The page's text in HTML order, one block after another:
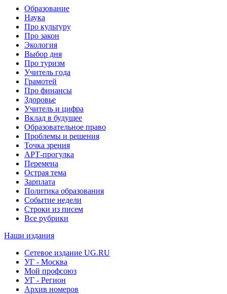
Образование
Наука
Про культуру
Про закон
Экология
Выбор дня
Про туризм
Учитель года
Грамотей
Про финансы
Здоровье
Учитель и цифра
Вклад в будущее
Образовательное право
Проблемы и решения
Точка зрения
АРТ-прогулка
Перемена
Острая тема
Зарплата
Политика образования
Событие недели
Строки из писем
Все рубрики
Наши издания
Сетевое издание UG.RU
УГ - Москва
Мой профсоюз
УГ - Регион
Архив номеров